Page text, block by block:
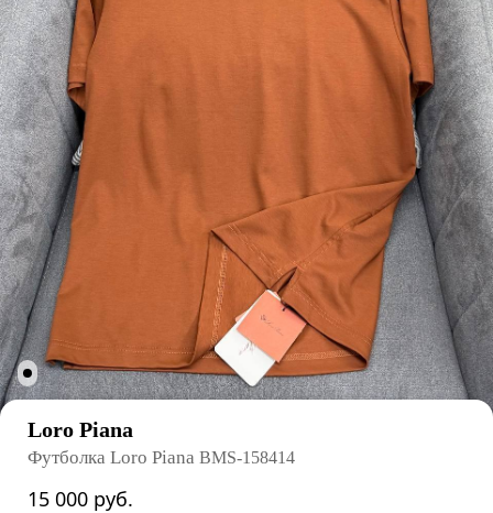
Loro Piana
Футболка Loro Piana BMS-158414
15 000 руб.